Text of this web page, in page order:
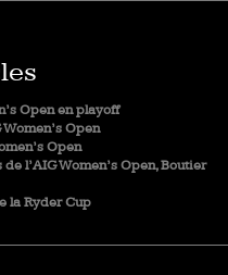
Open en playoff
Open
Open
l’AIG Women’s Open, Boutier
la Ryder Cup